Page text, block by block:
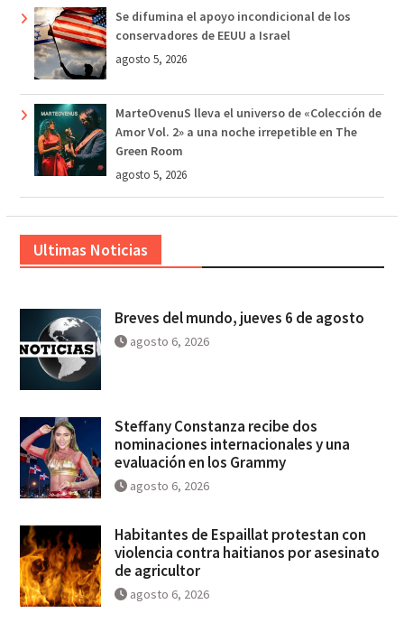
Se difumina el apoyo incondicional de los
conservadores de EEUU a Israel
agosto 5, 2026
MarteOvenuS lleva el universo de «Colección de
Amor Vol. 2» a una noche irrepetible en The
Green Room
agosto 5, 2026
Ultimas Noticias
Breves del mundo, jueves 6 de agosto
agosto 6, 2026
Steffany Constanza recibe dos
nominaciones internacionales y una
evaluación en los Grammy
agosto 6, 2026
Habitantes de Espaillat protestan con
violencia contra haitianos por asesinato
de agricultor
agosto 6, 2026